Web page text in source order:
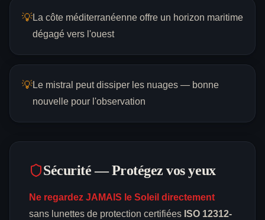
💡La côte méditerranéenne offre un horizon maritime
dégagé vers l'ouest
💡Le mistral peut dissiper les nuages — bonne
nouvelle pour l'observation
Sécurité — Protégez vos yeux
Ne regardez JAMAIS le Soleil directement
sans lunettes de protection certifiées ISO 12312-